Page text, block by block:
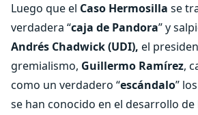
Luego que el Caso Hermosilla se
verdadera “caja de Pandora” y
Andrés Chadwick (UDI), el
gremialismo, Guillermo Ramírez,
como un verdadero “escándalo”
se han conocido en el desarrollo